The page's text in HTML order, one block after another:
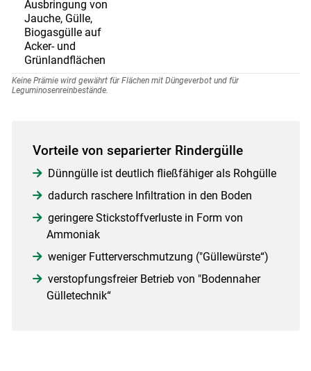
Ausbringung von
Jauche, Gülle,
Biogasgülle auf
Acker- und
Grünlandflächen
Keine Prämie wird gewährt für Flächen mit Düngeverbot und für
Leguminosenreinbestände.
Vorteile von separierter Rindergülle
Dünngülle ist deutlich fließfähiger als Rohgülle
dadurch raschere Infiltration in den Boden
geringere Stickstoffverluste in Form von
Ammoniak
weniger Futterverschmutzung ("Güllewürste“)
verstopfungsfreier Betrieb von "Bodennaher
Gülletechnik“